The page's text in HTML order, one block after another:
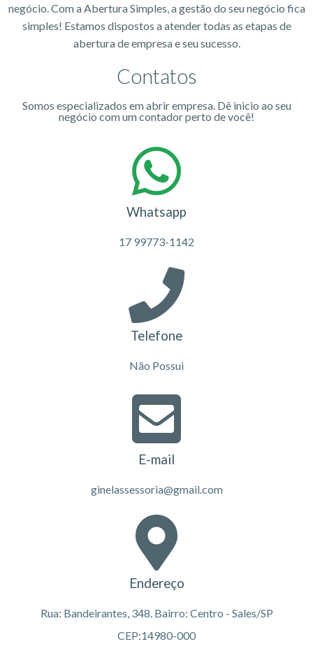
negócio. Com a Abertura Simples, a gestão do seu negócio fica
simples! Estamos dispostos a atender todas as etapas de
abertura de empresa e seu sucesso.
Contatos
Somos especializados em abrir empresa. Dê inicio ao seu
negócio com um contador perto de você!
Whatsapp
17 99773-1142
Telefone
Não Possui
E-mail
ginelassessoria@gmail.com
Endereço
Rua: Bandeirantes, 348. Bairro: Centro - Sales/SP
CEP:14980-000